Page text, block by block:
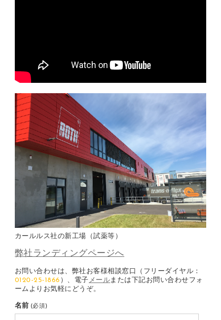
カールルス社の新工場（試薬等）
弊社ランディングページへ
お問い合わせは、弊社お客様相談窓口（フリーダイヤル：
0120-25-1866 ）、電子メールまたは下記お問い合わせフォ
ームよりお気軽にどうぞ。
名前 (必須)